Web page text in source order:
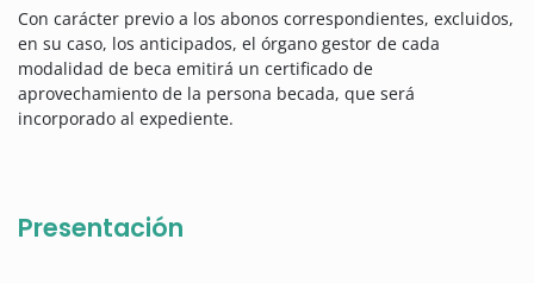
Con carácter previo a los abonos correspondientes, excluidos,
en su caso, los anticipados, el órgano gestor de cada
modalidad de beca emitirá un certificado de
aprovechamiento de la persona becada, que será
incorporado al expediente.
Presentación